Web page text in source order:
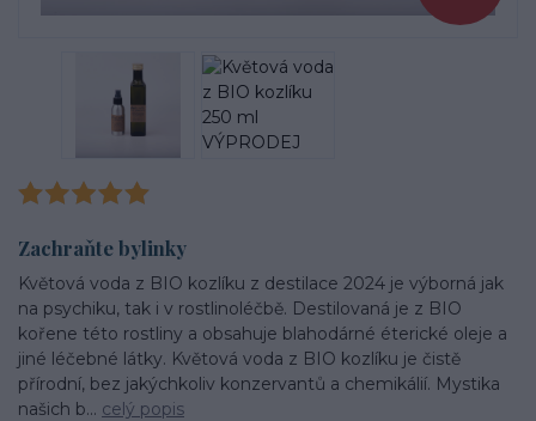
Zachraňte bylinky
Květová voda z BIO kozlíku z destilace 2024 je výborná jak
na psychiku, tak i v rostlinoléčbě. Destilovaná je z BIO
kořene této rostliny a obsahuje blahodárné éterické oleje a
jiné léčebné látky. Květová voda z BIO kozlíku je čistě
přírodní, bez jakýchkoliv konzervantů a chemikálií. Mystika
našich b... celý popis